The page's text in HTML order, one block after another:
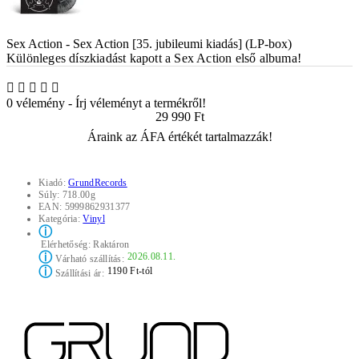
Sex Action - Sex Action [35. jubileumi kiadás] (LP-box)
Különleges díszkiadást kapott a Sex Action első albuma!
0 vélemény - Írj véleményt a termékről!
29 990 Ft
Áraink az ÁFA értékét tartalmazzák!
Kiadó:GrundRecords
Súly: 718.00g
EAN: 5999862931377
Kategória:Vinyl
ⓘ
Elérhetőség:Raktáron
ⓘVárható szállítás: 2026.08.11.
ⓘSzállítási ár: 1190 Ft-tól